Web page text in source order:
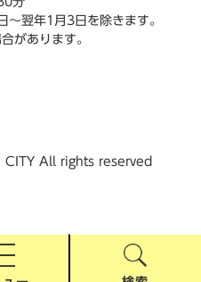
翌年1月3日を除きます。
があります。
All rights reserved